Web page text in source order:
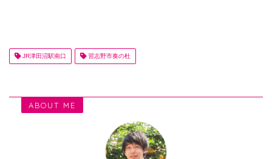
JR津田沼駅南口 習志野市奏の杜
ABOUT ME